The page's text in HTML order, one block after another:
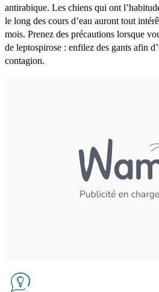
antirabique. Les chiens qui ont
le long des cours d’eau auront tout
mois. Prenez des précautions lorsque
de leptospirose : enfilez des gants afin
contagion.